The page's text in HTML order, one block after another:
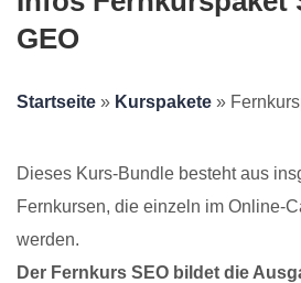
GEO
Startseite » Kurspakete »
Dieses Kurs-Bundle besteht aus
Fernkursen, die einzeln im Online-
werden.
Der Fernkurs SEO bildet die